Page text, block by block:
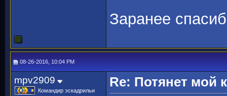
Заранее
08-26-2016, 10:04 PM
mpv2909
Командир эскадрильи
Re: Потянет мой